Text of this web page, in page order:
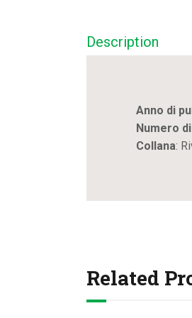
Description
Anno di
Numero
Collana:
Related